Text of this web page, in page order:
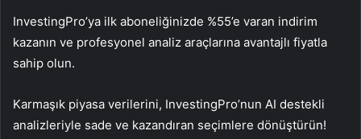
InvestingPro’ya ilk aboneliğinizde %55’e varan indirim
kazanın ve profesyonel analiz araçlarına avantajlı fiyatla
sahip olun.
Karmaşık piyasa verilerini, InvestingPro’nun AI destekli
analizleriyle sade ve kazandıran seçimlere dönüştürün!